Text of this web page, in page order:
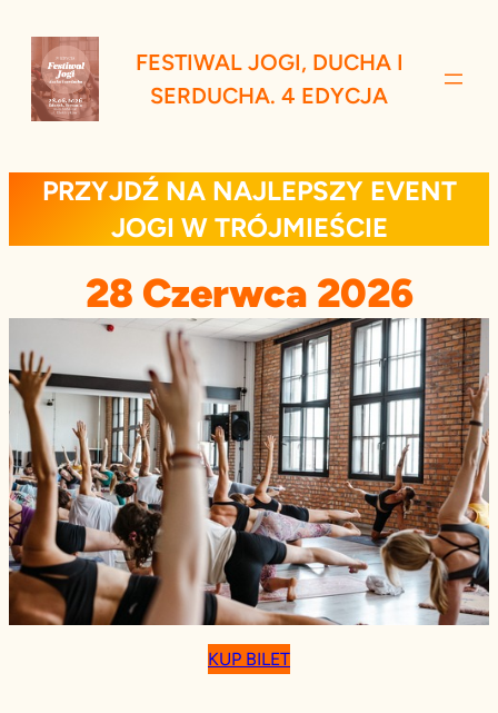
treści
FESTIWAL JOGI, DUCHA I
SERDUCHA. 4 EDYCJA
PRZYJDŹ NA NAJLEPSZY EVENT
JOGI W TRÓJMIEŚCIE
28 Czerwca 2026
KUP BILET